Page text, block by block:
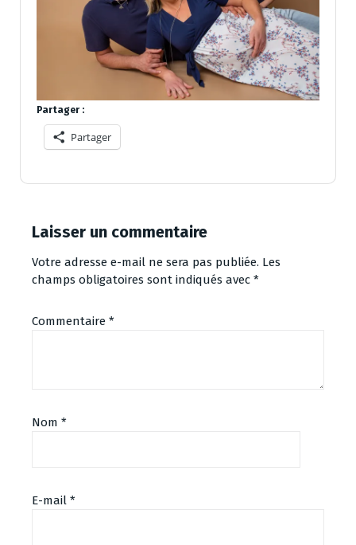
Partager :
Partager
Laisser un commentaire
Votre adresse e-mail ne sera pas publiée. Les
champs obligatoires sont indiqués avec *
Commentaire *
Nom *
E-mail *